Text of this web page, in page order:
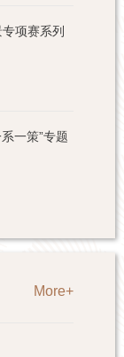
项赛系列
一策”专题
More+